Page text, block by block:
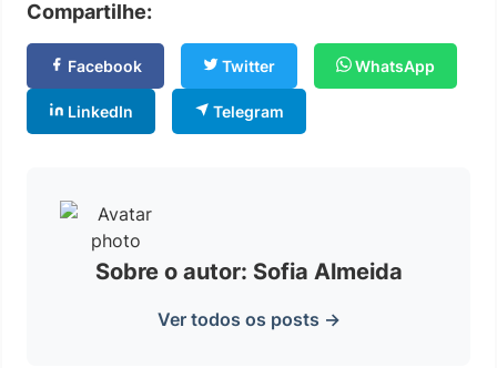
Compartilhe:
Facebook Twitter WhatsApp
LinkedIn Telegram
Sobre o autor: Sofia Almeida
Ver todos os posts →